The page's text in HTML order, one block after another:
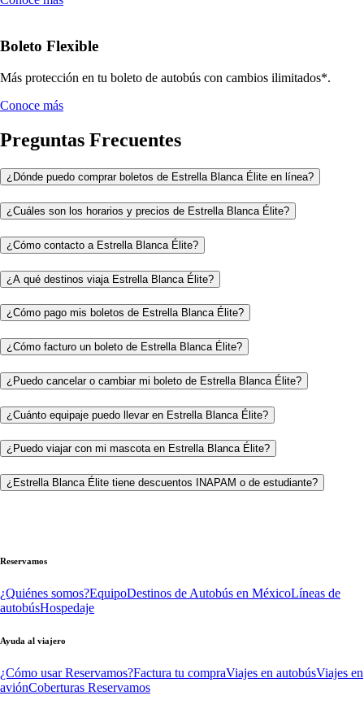
Boleto Flexible
Más protección en tu boleto de autobús con cambios ilimitados*.
Conoce más
Preguntas Frecuentes
¿Dónde puedo comprar boletos de Estrella Blanca Élite en línea?
¿Cuáles son los horarios y precios de Estrella Blanca Élite?
¿Cómo contacto a Estrella Blanca Élite?
¿A qué destinos viaja Estrella Blanca Élite?
¿Cómo pago mis boletos de Estrella Blanca Élite?
¿Cómo facturo un boleto de Estrella Blanca Élite?
¿Puedo cancelar o cambiar mi boleto de Estrella Blanca Élite?
¿Cuánto equipaje puedo llevar en Estrella Blanca Élite?
¿Puedo viajar con mi mascota en Estrella Blanca Élite?
¿Estrella Blanca Élite tiene descuentos INAPAM o de estudiante?
Reservamos
¿Quiénes somos?EquipoDestinos de Autobús en MéxicoLíneas de
autobúsHospedaje
Ayuda al viajero
¿Cómo usar Reservamos?Factura tu compraViajes en autobúsViajes en
aviónCoberturas Reservamos